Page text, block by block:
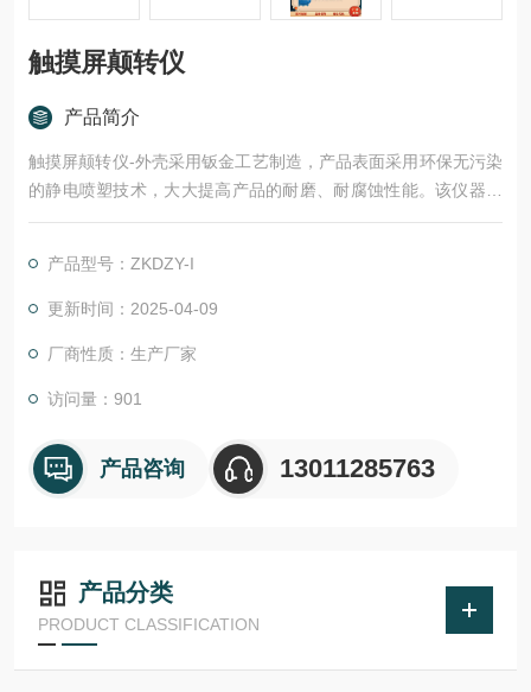
触摸屏颠转仪
产品简介
触摸屏颠转仪-外壳采用钣金工艺制造，产品表面采用环保无污染
的静电喷塑技术，大大提高产品的耐磨、耐腐蚀性能。该仪器采
用步进电机加同步带传动，降低噪音、震动；采用可编程序逻辑
直观显示仪器工作进程，从而大大提升企业产品测试效率。
产品型号：ZKDZY-I
更新时间：2025-04-09
厂商性质：生产厂家
访问量：901
产品咨询 13011285763
产品分类
PRODUCT CLASSIFICATION